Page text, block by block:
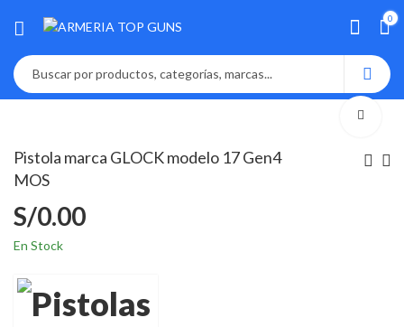
0
Pistola marca GLOCK modelo 17 Gen4
MOS
S/0.00
En Stock